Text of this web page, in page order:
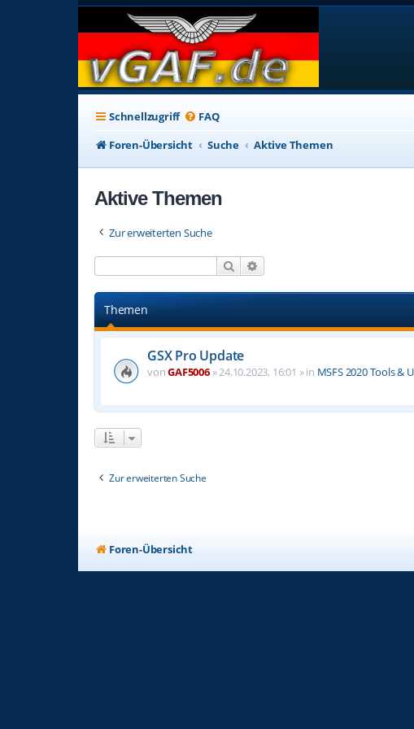
Schnellzugriff FAQ
Foren-Übersicht
Suche Aktive Themen
Aktive Themen
Zur erweiterten Suche
Suche
Themen
GSX Pro Update
vonGAF5006»24.10.2023, 16:01 » in MSFS 2020 Tools &
Zur erweiterten Suche
Foren-Übersicht